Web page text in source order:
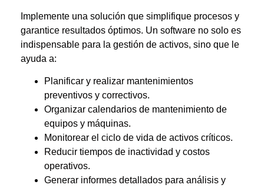
Implemente una solución que simplifique procesos y
garantice resultados óptimos. Un software no solo es
indispensable para la gestión de activos, sino que le
ayuda a:
Planificar y realizar mantenimientos
preventivos y correctivos.
Organizar calendarios de mantenimiento de
equipos y máquinas.
Monitorear el ciclo de vida de activos críticos.
Reducir tiempos de inactividad y costos
operativos.
Generar informes detallados para análisis y